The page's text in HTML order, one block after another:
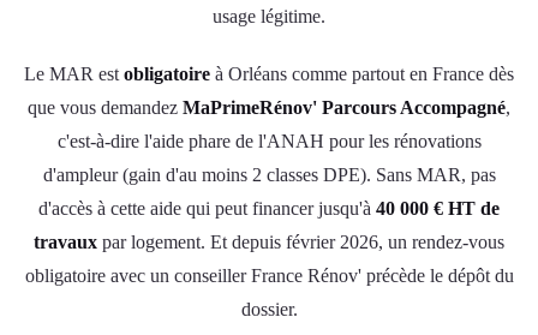
usage légitime.
Le MAR est obligatoire à Orléans comme partout en France dès
que vous demandez MaPrimeRénov' Parcours Accompagné,
c'est-à-dire l'aide phare de l'ANAH pour les rénovations
d'ampleur (gain d'au moins 2 classes DPE). Sans MAR, pas
d'accès à cette aide qui peut financer jusqu'à 40 000 € HT de
travaux par logement. Et depuis février 2026, un rendez-vous
obligatoire avec un conseiller France Rénov' précède le dépôt du
dossier.